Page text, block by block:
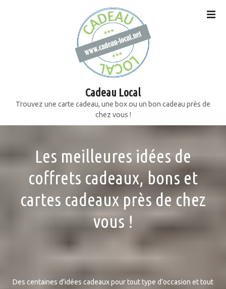
e
Cadeau Local
Trouvez une carte cadeau, une box ou un bon cadeau près de
chez vous !
Les meilleures idées de
coffrets cadeaux, bons et
cartes cadeaux près de chez
vous !
Des centaines d’idées cadeaux pour tout type d’occasion et tout